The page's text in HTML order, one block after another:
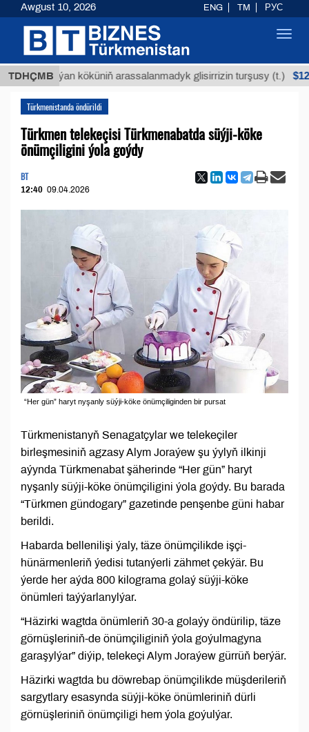
TDHÇMB
Buýan köküniň arassalanmadyk glisirrizin turşusy (t.) $12935,18
Türkmenistanda öndürildi
Türkmen telekeçisi Türkmenabatda süýji-köke
önümçiligini ýola goýdy
BT
12:40 09.04.2026
“Her gün” haryt nyşanly süýji-köke önümçiliginden bir pursat
Türkmenistanyň Senagatçylar we telekeçiler
birleşmesiniň agzasy Alym Joraýew şu ýylyň ilkinji
aýynda Türkmenabat şäherinde “Her gün” haryt
nyşanly süýji-köke önümçiligini ýola goýdy. Bu barada
“Türkmen gündogary” gazetinde penşenbe güni habar
berildi.
Habarda bellenilişi ýaly, täze önümçilikde işçi-
hünärmenleriň ýedisi tutanýerli zähmet çekýär. Bu
ýerde her aýda 800 kilograma golaý süýji-köke
önümleri taýýarlanylýar.
“Häzirki wagtda önümleriň 30-a golaýy öndürilip, täze
görnüşleriniň-de önümçiliginiň ýola goýulmagyna
garaşylýar” diýip, telekeçi Alym Joraýew gürrüň berýär.
Häzirki wagtda bu döwrebap önümçilikde müşderileriň
sargytlary esasynda süýji-köke önümleriniň dürli
görnüşleriniň önümçiligi hem ýola goýulýar.
Awgust 10, 2026 ENG TM РУС